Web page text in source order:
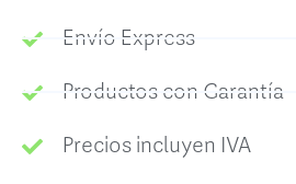
Envío Express
Productos con Garantía
Precios incluyen IVA